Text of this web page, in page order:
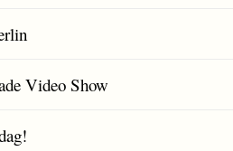
Video Show